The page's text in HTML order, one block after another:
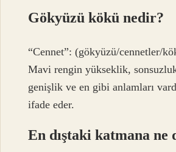
Gökyüzü kökü nedir?
“Cennet”: (gökyüzü/cennetler/
Mavi rengin yükseklik,
genişlik ve en gibi anlamları
ifade eder.
En dıştaki katmana ne